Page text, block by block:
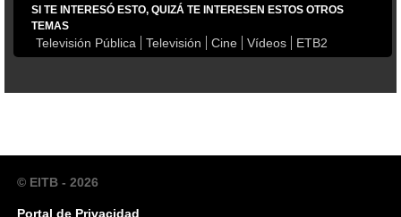
SI TE INTERESÓ ESTO, QUIZÁ TE INTERESEN ESTOS OTROS
TEMAS
Televisión Pública Televisión Cine Vídeos ETB2
© EITB - 2026
Portal de Privacidad